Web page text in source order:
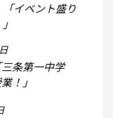
イベント盛り
条第一中学
！」